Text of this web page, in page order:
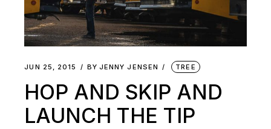
JUN 25, 2015 BY JENNY JENSEN TREE
HOP AND SKIP AND
LAUNCH THE TIP